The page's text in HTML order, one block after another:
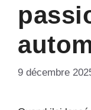
9 décembre